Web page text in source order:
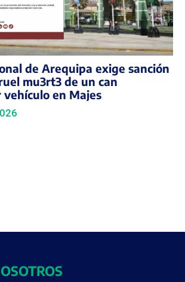
de Arequipa exige sanción
mu3rt3 de un can
en Majes